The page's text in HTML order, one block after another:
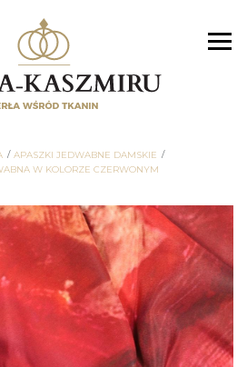
APASZKI JEDWABNE DAMSKIE
W KOLORZE CZERWONYM